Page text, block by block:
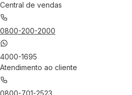
Central de vendas
0800-200-2000
4000-1695
Atendimento ao cliente
0800-701-2523